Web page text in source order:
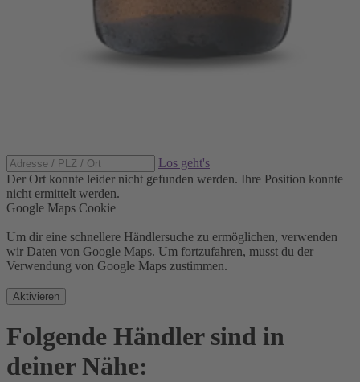
Los geht's
Der Ort konnte leider nicht gefunden werden. Ihre Position konnte
nicht ermittelt werden.
Google Maps Cookie
Um dir eine schnellere Händlersuche zu ermöglichen, verwenden
wir Daten von Google Maps. Um fortzufahren, musst du der
Verwendung von Google Maps zustimmen.
Aktivieren
Folgende Händler sind in
deiner Nähe: